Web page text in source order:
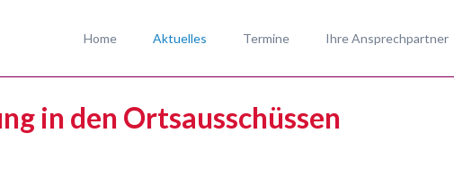
Home Aktuelles Termine Ihre Ansprechpartner
SPD-Ortsverein Nieheim
in den Ortsausschüssen